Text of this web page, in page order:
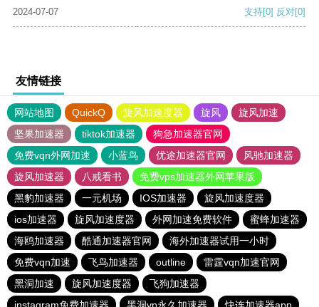
2024-07-07
支持[0] 反对[0]
友情链接
网站地图 QuickQ 旋风加速度器 旋风
旋风加速
坚果加速器
tiktok加速器
狗急加速器官网
免费vqn外网加速
小蓝鸟 优途加速器官网
风驰加速器
旋风加速器
八戒看书
免费vps加速器外网苹果版
黑豹加速器
一元机场 IOS加速器
旋风加速度器
ios加速器
旋风加速度器 外网加速免费软件
蜜蜂加速器
海鸥加速器
酷通加速器官网
海外加速器试用一小时
免费vqn加速
飞鸟加速器 outline
雷霆vqn加速官网
黑洞加速
旋风加速度器
飞狗加速器